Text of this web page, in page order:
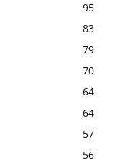
95
83
79
70
64
64
57
56